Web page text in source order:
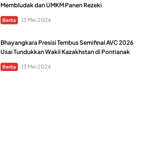
Membludak dan UMKM Panen Rezeki
Berita 13 Mei 2026
Bhayangkara Presisi Tembus Semifinal AVC 2026
Usai Tundukkan Wakil Kazakhstan di Pontianak
Berita 13 Mei 2026